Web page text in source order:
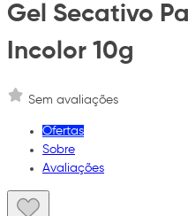
Gel Secativo
Incolor 10g
Sem avaliações
Ofertas
Sobre
Avaliações